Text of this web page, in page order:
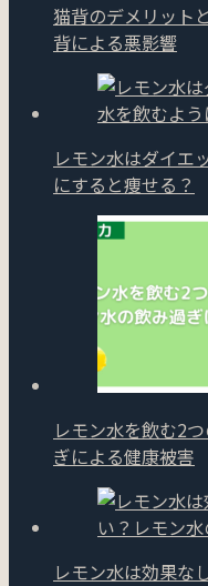
猫背のデメリット
背による悪影響
レモン水はダイエ
にすると痩せる？
レモン水を飲む2
ぎによる健康被害
レモン水は効果な